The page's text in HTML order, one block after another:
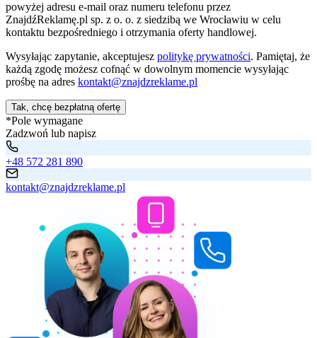
powyżej adresu e-mail oraz numeru telefonu przez
ZnajdźReklamę.pl sp. z o. o. z siedzibą we Wrocławiu w celu
kontaktu bezpośredniego i otrzymania oferty handlowej.
Wysyłając zapytanie, akceptujesz politykę prywatności. Pamiętaj, że
każdą zgodę możesz cofnąć w dowolnym momencie wysyłając
prośbę na adres kontakt@znajdzreklame.pl
Tak, chcę bezpłatną ofertę
*Pole wymagane
Zadzwoń lub napisz
+48 572 281 890
kontakt@znajdzreklame.pl